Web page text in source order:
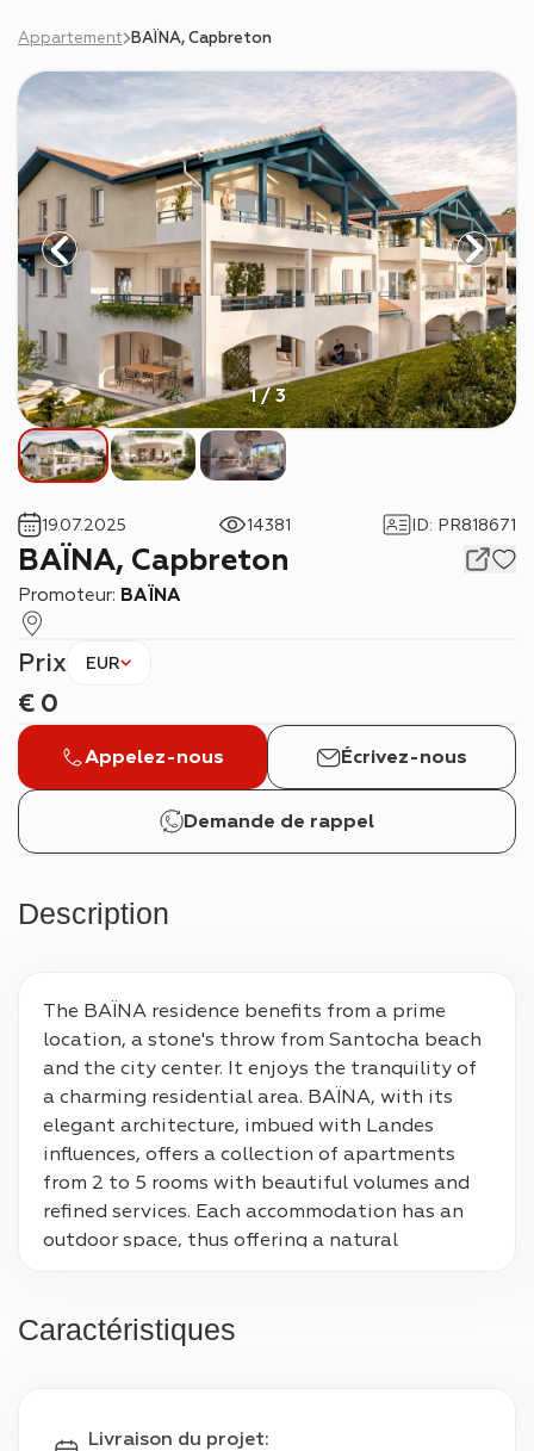
Appartement BAÏNA, Capbreton
1 / 3
BAÏNA, Capbreton
Promoteur: BAÏNA
19.07.2025 14381 ID: PR818671
Prix EUR
€ 0
Appelez-nous Écrivez-nous
Demande de rappel
Description
The BAÏNA residence benefits from a prime
location, a stone's throw from Santocha beach
and the city center. It enjoys the tranquility of
a charming residential area. BAÏNA, with its
elegant architecture, imbued with Landes
influences, offers a collection of apartments
from 2 to 5 rooms with beautiful volumes and
refined services. Each accommodation has an
outdoor space, thus offering a natural
Caractéristiques
Livraison du projet: